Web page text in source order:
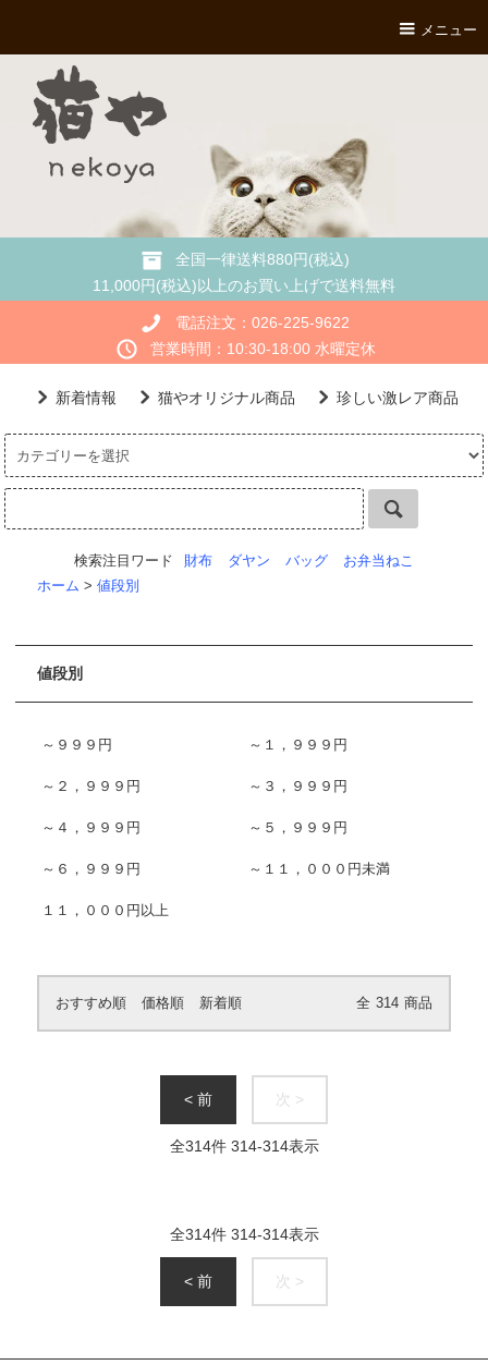
メニュー
全国一律送料880円(税込)
11,000円(税込)以上のお買い上げで送料無料
電話注文：026-225-9622
営業時間：10:30-18:00 水曜定休
新着情報 猫やオリジナル商品 珍しい激レア商品
検索注目ワード 財布 ダヤン バッグ
お弁当ねこ
ホーム > 値段別
値段別
～９９９円 ～１，９９９円
～２，９９９円 ～３，９９９円
～４，９９９円 ～５，９９９円
～６，９９９円 ～１１，０００円未満
１１，０００円以上
おすすめ順 価格順 新着順 全 314 商品
< 前 次 >
全314件 314-314表示
全314件 314-314表示
< 前 次 >